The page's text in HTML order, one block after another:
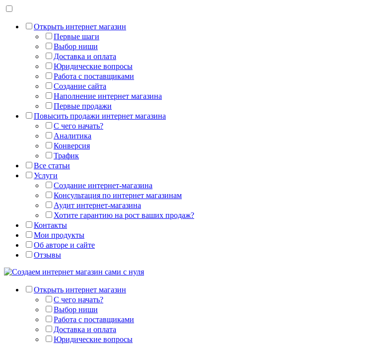
Открыть интернет магазин
Первые шаги
Выбор ниши
Доставка и оплата
Юридические вопросы
Работа с поставщиками
Создание сайта
Наполнение интернет магазина
Первые продажи
Повысить продажи интернет магазина
С чего начать?
Аналитика
Конверсия
Трафик
Все статьи
Услуги
Создание интернет-магазина
Консультация по интернет магазинам
Аудит интернет-магазина
Хотите гарантию на рост ваших продаж?
Контакты
Мои продукты
Об авторе и сайте
Отзывы
Открыть интернет магазин
С чего начать?
Выбор ниши
Работа с поставщиками
Доставка и оплата
Юридические вопросы